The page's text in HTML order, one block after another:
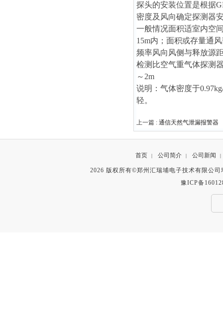
探头的安装位置是根据
密度及风向确定探测器
一般情况面积适室内空
15m内；面积或存量通
频率风向风侧与释放源
检测比空气重气体探测
～2m
说明：气体密度于
轻。
上一篇 : 通信天然气泄漏报警器
首页 | 公司简介 | 公司新闻 |
2026 版权所有©郑州汇瑞埔电子技术有限公
豫ICP备